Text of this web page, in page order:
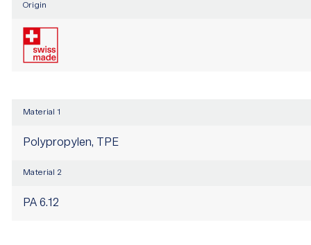
Origin
Material 1
Polypropylen, TPE
Material 2
PA 6.12